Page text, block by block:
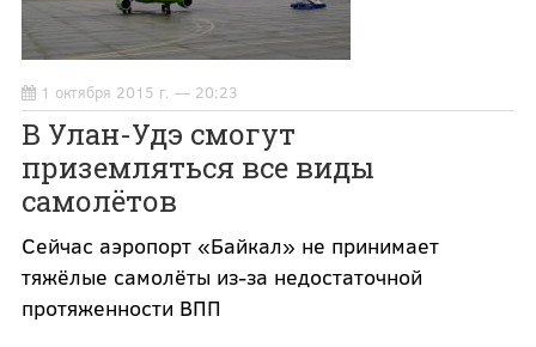
1 октября 2015 г. — 20:23
В Улан-Удэ смогут
приземляться все виды
самолётов
Сейчас аэропорт «Байкал» не принимает
тяжёлые самолёты из-за недостаточной
протяженности ВПП